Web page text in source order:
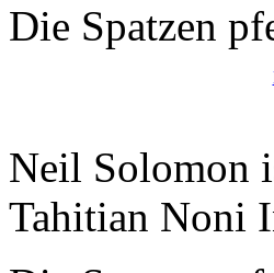
Die Spatzen
Neil Solomon
Tahitian Noni